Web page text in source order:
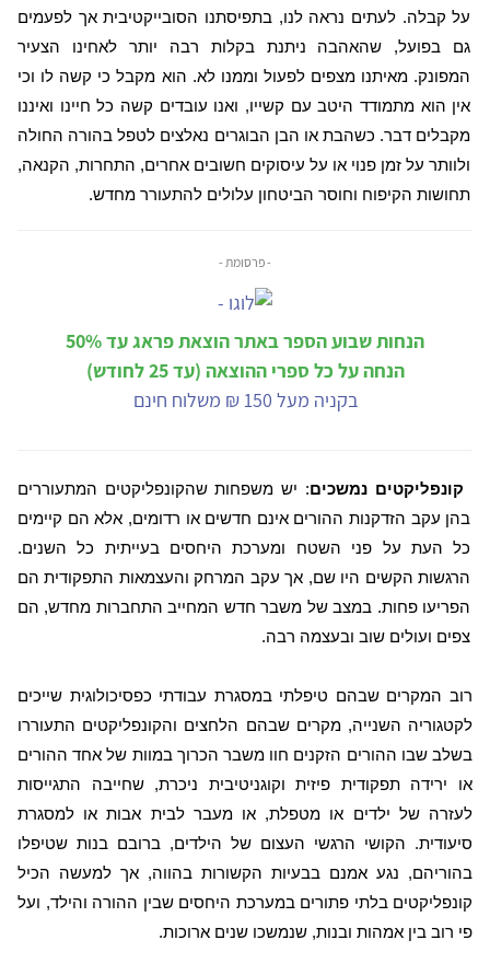
על קבלה. לעתים נראה לנו, בתפיסתנו הסובייקטיבית אך לפעמים
גם בפועל, שהאהבה ניתנת בקלות רבה יותר לאחינו הצעיר
המפונק. מאיתנו מצפים לפעול וממנו לא. הוא מקבל כי קשה לו וכי
אין הוא מתמודד היטב עם קשייו, ואנו עובדים קשה כל חיינו ואיננו
מקבלים דבר. כשהבת או הבן הבוגרים נאלצים לטפל בהורה החולה
ולוותר על זמן פנוי או על עיסוקים חשובים אחרים, התחרות, הקנאה,
תחושות הקיפוח וחוסר הביטחון עלולים להתעורר מחדש.
- פרסומת -
הנחות שבוע הספר באתר הוצאת פראג עד 50%
הנחה על כל ספרי ההוצאה (עד 25 לחודש)
בקניה מעל 150 ₪ משלוח חינם
קונפליקטים נמשכים: יש משפחות שהקונפליקטים המתעוררים
בהן עקב הזדקנות ההורים אינם חדשים או רדומים, אלא הם קיימים
כל העת על פני השטח ומערכת היחסים בעייתית כל השנים.
הרגשות הקשים היו שם, אך עקב המרחק והעצמאות התפקודית הם
הפריעו פחות. במצב של משבר חדש המחייב התחברות מחדש, הם
צפים ועולים שוב ובעצמה רבה.
רוב המקרים שבהם טיפלתי במסגרת עבודתי כפסיכולוגית שייכים
לקטגוריה השנייה, מקרים שבהם הלחצים והקונפליקטים התעוררו
בשלב שבו ההורים הזקנים חוו משבר הכרוך במוות של אחד ההורים
או ירידה תפקודית פיזית וקוגניטיבית ניכרת, שחייבה התגייסות
לעזרה של ילדים או מטפלת, או מעבר לבית אבות או למסגרת
סיעודית. הקושי הרגשי העצום של הילדים, ברובם בנות שטיפלו
בהוריהם, נגע אמנם בבעיות הקשורות בהווה, אך למעשה הכיל
קונפליקטים בלתי פתורים במערכת היחסים שבין ההורה והילד, ועל
פי רוב בין אמהות ובנות, שנמשכו שנים ארוכות.